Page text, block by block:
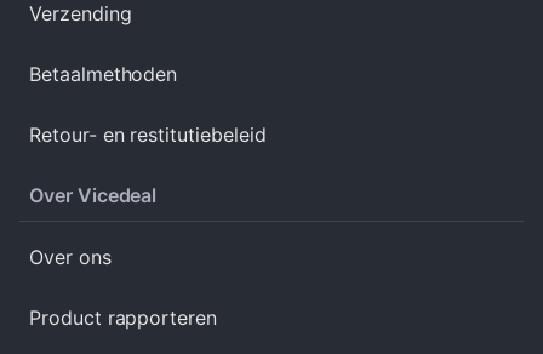
Verzending
Betaalmethoden
Retour- en restitutiebeleid
Over Vicedeal
Over ons
Product rapporteren